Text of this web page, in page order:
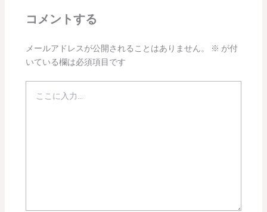
コメントする
メールアドレスが公開されることはありません。 ※ が付
いている欄は必須項目です